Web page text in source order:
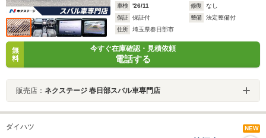
車検
'26/11 修復
なし
保証
保証付 整備
法定整備付
住所
埼玉県春日部市
無
料
今すぐ在庫確認・見積依頼
電話する
販売店： ネクステージ 春日部スバル車専門店
ダイハツ NEW